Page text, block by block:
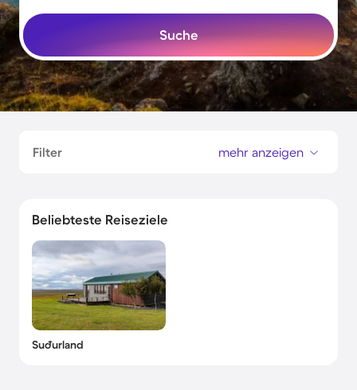
Suche
Filter mehr anzeigen
Beliebteste Reiseziele
Suðurland